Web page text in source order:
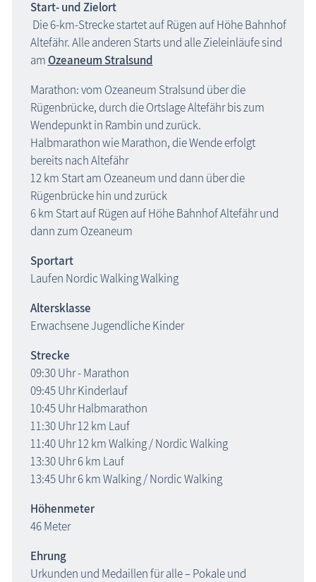
Start- und Zielort
Die 6-km-Strecke startet auf Rügen auf Höhe Bahnhof
Altefähr. Alle anderen Starts und alle Zieleinläufe sind
am Ozeaneum Stralsund
Marathon: vom Ozeaneum Stralsund über die
Rügenbrücke, durch die Ortslage Altefähr bis zum
Wendepunkt in Rambin und zurück.
Halbmarathon wie Marathon, die Wende erfolgt
bereits nach Altefähr
12 km Start am Ozeaneum und dann über die
Rügenbrücke hin und zurück
6 km Start auf Rügen auf Höhe Bahnhof Altefähr und
dann zum Ozeaneum
Sportart
Laufen Nordic Walking Walking
Altersklasse
Erwachsene Jugendliche Kinder
Strecke
09:30 Uhr - Marathon
09:45 Uhr Kinderlauf
10:45 Uhr Halbmarathon
11:30 Uhr 12 km Lauf
11:40 Uhr 12 km Walking / Nordic Walking
13:30 Uhr 6 km Lauf
13:45 Uhr 6 km Walking / Nordic Walking
Höhenmeter
46 Meter
Ehrung
Urkunden und Medaillen für alle – Pokale und